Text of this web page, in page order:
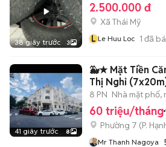
38 giây trước 3
2.500.000 đ
Xã Thái Mỹ
L Le Huu Loc 1 đã
41 giây trước 8
🐳★ Mặt Tiền
Thị Nghỉ
8 PN Nhà mặt phố,
60 triệu/tháng
Phường 7 (P.
Mr Thanh Nagoya